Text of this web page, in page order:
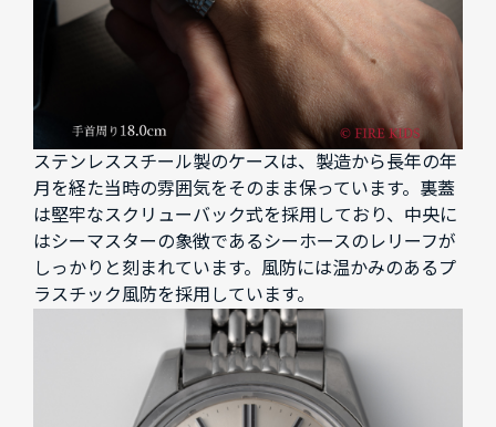
ステンレススチール製のケースは、製造から長年の年
月を経た当時の雰囲気をそのまま保っています。裏蓋
は堅牢なスクリューバック式を採用しており、中央に
はシーマスターの象徴であるシーホースのレリーフが
しっかりと刻まれています。風防には温かみのあるプ
ラスチック風防を採用しています。